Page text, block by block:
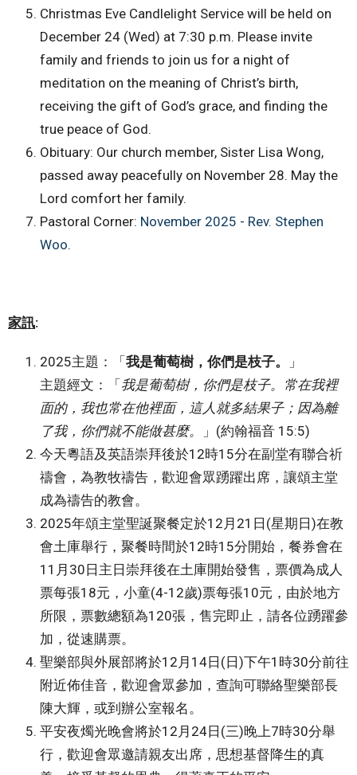
Christmas Eve Candlelight Service will be held on
December 24 (Wed) at 7:30 p.m. Please invite
family and friends to join us for a night of
meditation on the meaning of Christ’s birth,
receiving the gift of God’s grace, and finding the
true peace of God.
Obituary: Our church member, Sister Lisa Wong,
passed away peacefully on November 28. May the
Lord comfort her family.
Pastoral Corner: November 2025 - Rev. Stephen
Woo.
家訊:
2025主題：「 我是葡萄樹，你們是枝子。
」
主題經文：「 我是葡萄樹，你們是枝子。常在我裡
面的，我也常在他裡面，這人就多結果子；因為離
了我，你們就不能做甚麼。
」(約翰福音 15:5)
今天粵語及英語崇拜後於12時15分在副堂有聯合祈
禱會，為教牧禱告，歡迎會眾踴躍出席，讓頌主堂
成為禱告的教會。
2025年頌主堂聖誕聚餐定於12月21日(星期日)在教
會土庫舉行，聚餐時間於12時15分開始，餐券會在
11月30日主日崇拜後在土庫開始發售，票價為成人
票每張18元，小童(4-12歲)票每張10元，由於地方
所限，票數總額為120張，售完即止，請各位踴躍參
加，從速購票。
聖樂部與外展部將於12月14日(日)下午1時30分前往
附近佈佳音，歡迎會眾參加，查詢可聯絡聖樂部長
陳大輝，或到辦公室報名。
平安夜燭光晚會將於12月24日(三)晚上7時30分舉
行，歡迎會眾邀請親友出席，思想基督降生的真